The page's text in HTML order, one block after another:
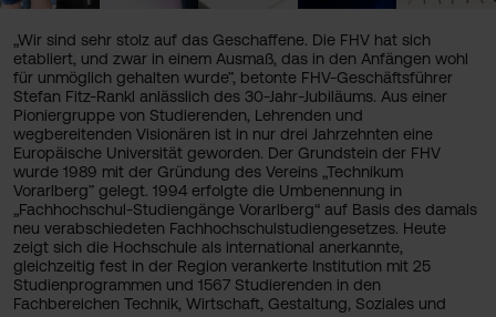
„Wir sind sehr stolz auf das Geschaffene. Die FHV hat sich
etabliert, und zwar in einem Ausmaß, das in den Anfängen wohl
für unmöglich gehalten wurde”, betonte FHV-Geschäftsführer
Stefan Fitz-Rankl anlässlich des 30-Jahr-Jubiläums. Aus einer
Pioniergruppe von Studierenden, Lehrenden und
wegbereitenden Visionären ist in nur drei Jahrzehnten eine
Europäische Universität geworden. Der Grundstein der FHV
wurde 1989 mit der Gründung des Vereins „Technikum
Vorarlberg” gelegt. 1994 erfolgte die Umbenennung in
„Fachhochschul-Studiengänge Vorarlberg“ auf Basis des damals
neu verabschiedeten Fachhochschulstudiengesetzes. Heute
zeigt sich die Hochschule als international anerkannte,
gleichzeitig fest in der Region verankerte Institution mit 25
Studienprogrammen und 1567 Studierenden in den
Fachbereichen Technik, Wirtschaft, Gestaltung, Soziales und